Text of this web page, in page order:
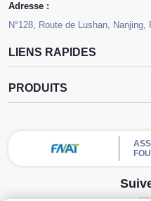
Adresse :
N°128, Route de Lushan, Nanjing,
LIENS RAPIDES
PRODUITS